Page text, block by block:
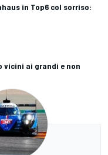
in Top6 col sorriso:
vicini ai grandi e non